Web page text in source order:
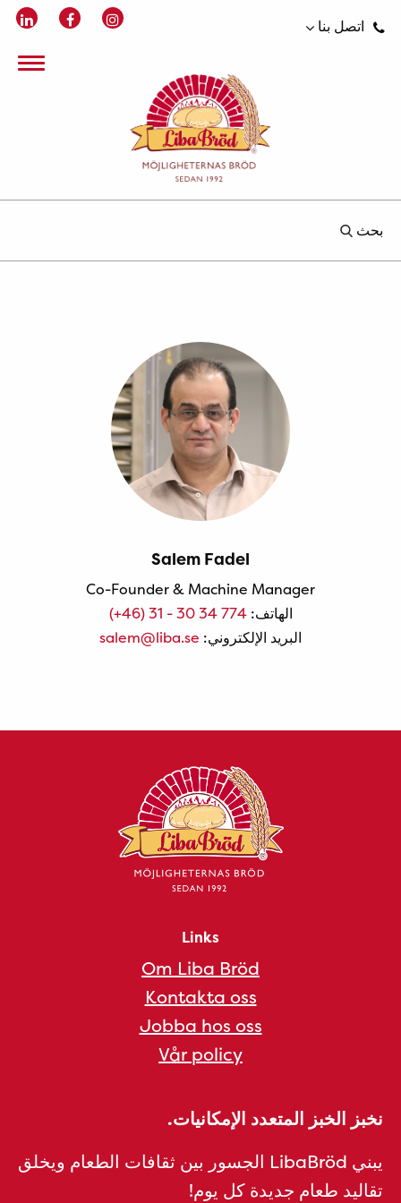
اتصل بنا
بحث
Salem Fadel
Co-Founder & Machine Manager
الهاتف:(+46) 31 - 30 34 774
البريد الإلكتروني: salem@liba.se
Links
Om Liba Bröd
Kontakta oss
Jobba hos oss
Vår policy
نخبز الخبز المتعدد الإمكانيات.
يبني LibaBröd الجسور بين ثقافات الطعام ويخلق
تقاليد طعام جديدة كل يوم!